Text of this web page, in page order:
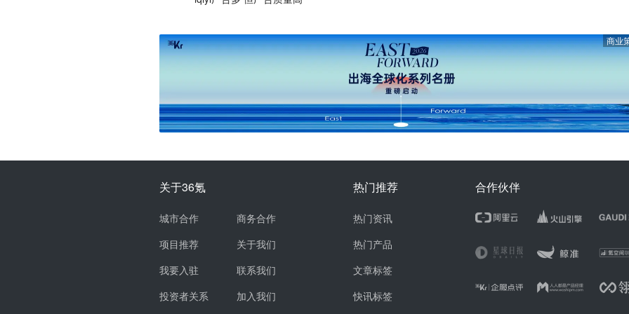
商业
关于36氪
城市合作
项目推荐
我要入驻
投资者关系
商务合作
关于我们
联系我们
加入我们
热门推荐
热门资讯
热门产品
文章标签
快讯标签
合作伙伴